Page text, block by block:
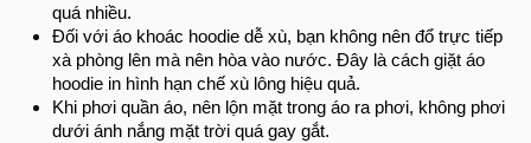
quá nhiều.
Đối với áo khoác hoodie dễ xù, bạn không nên đổ trực tiếp
xà phòng lên mà nên hòa vào nước. Đây là cách giặt áo
hoodie in hình hạn chế xù lông hiệu quả.
Khi phơi quần áo, nên lộn mặt trong áo ra phơi, không phơi
dưới ánh nắng mặt trời quá gay gắt.